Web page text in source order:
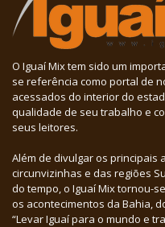
O Iguaí Mix tem sido um
se referência como portal de
acessados do interior do
qualidade de seu trabalho e
seus leitores.
Além de divulgar os principais
circunvizinhas e das regiões
do tempo, o Iguaí Mix tornou-
os acontecimentos da Bahia,
“Levar Iguaí para o mundo e